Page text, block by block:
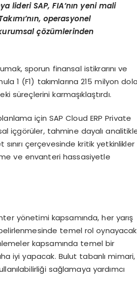
lideri SAP, FIA’nın yeni mali
ımı’nın, operasyonel
çözümlerinden
sporun finansal istikrarını ve
1 (F1) takımlarına 215 milyon
süreçlerini karmaşıklaştırdı.
için SAP Cloud ERP Private
içgörüler, tahmine dayalı
çerçevesinde kritik yetkinlikler
ve envanteri hassasiyetle
yönetimi kapsamında, her yarış
temel rol
kapsamında temel bir
iyi yapacak. Bulut tabanlı mimari,
sağlamaya yardımcı